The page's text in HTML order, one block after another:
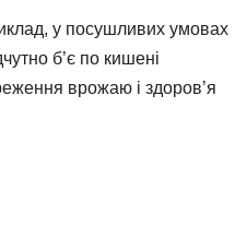
у посушливих умовах
б’є по кишені
врожаю і здоров’я